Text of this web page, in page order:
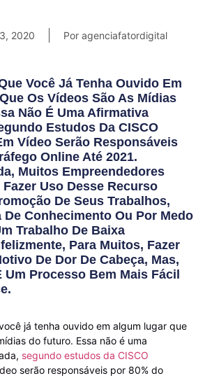
2020 Por agenciafatordigital
Você Já Tenha Ouvido Em
Os Vídeos São As Mídias
Não É Uma Afirmativa
Estudos Da CISCO
Vídeo Serão Responsáveis
Online Até 2021.
Muitos Empreendedores
Fazer Uso Desse Recurso
De Seus Trabalhos,
De Conhecimento Ou Por Medo
Trabalho De Baixa
Para Muitos, Fazer
De Dor De Cabeça, Mas,
Um Processo Bem Mais Fácil
já tenha ouvido em algum lugar que
do futuro. Essa não é uma
segundo estudos da CISCO
serão responsáveis por 80% do